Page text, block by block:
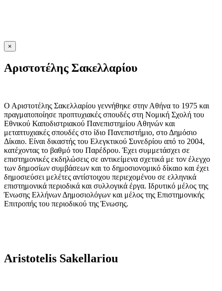
×
Αριστοτέλης Σακελλαρίου
Ο Αριστοτέλης Σακελλαρίου γεννήθηκε στην Αθήνα το 1975 και
πραγματοποίησε προπτυχιακές σπουδές στη Νομική Σχολή του
Εθνικού Καποδιστριακού Πανεπιστημίου Αθηνών και
μεταπτυχιακές σπουδές στο ίδιο Πανεπιστήμιο, στο Δημόσιο
Δίκαιο. Είναι δικαστής του Ελεγκτικού Συνεδρίου από το 2004,
κατέχοντας το βαθμό του Παρέδρου. Έχει συμμετάσχει σε
επιστημονικές εκδηλώσεις σε αντικείμενα σχετικά με τον έλεγχο
των δημοσίων συμβάσεων και το δημοσιονομικό δίκαιο και έχει
δημοσιεύσει μελέτες αντίστοιχου περιεχομένου σε ελληνικά
επιστημονικά περιοδικά και συλλογικά έργα. Ιδρυτικό μέλος της
Ένωσης Ελλήνων Δημοσιολόγων και μέλος της Επιστημονικής
Επιτροπής του περιοδικού της Ένωσης.
Aristotelis Sakellariou